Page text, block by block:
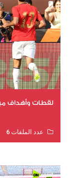
لقطات وأهداف
عدد الملفات 6